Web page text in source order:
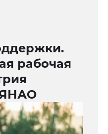
рабочая